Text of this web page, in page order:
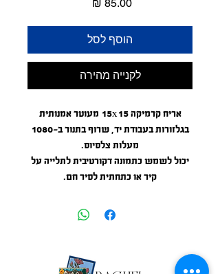
‏85.00 ‏₪
הוסף לסל
לקנייה מהירה
אריח קרמיקה 15x15 מעוטר אמנותית
בגלזורות בעבודת יד, שרוף בתנור ב-1080
מעלות צלסיוס.
יכול לשמש כתמונה דקורטיבית לתלייה על
קיר או כתחתית לסיר חם.
6"*6" artistic hand glazed ceramic tile'
Weather proof, can be used outdoors.